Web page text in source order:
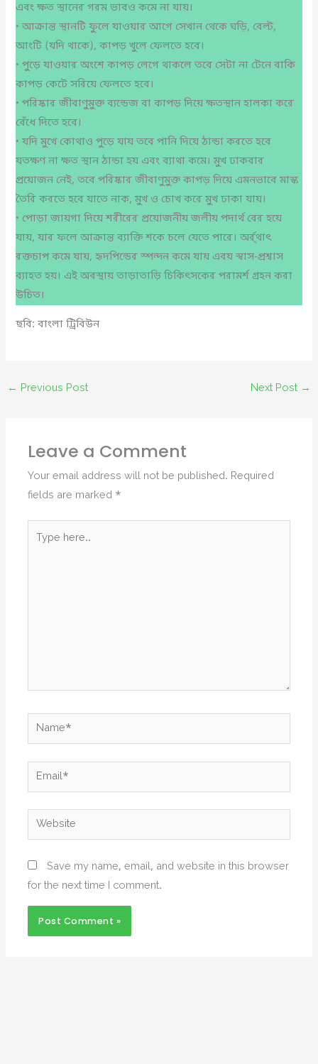
এবং ক্ষত স্থানের গরম ভাবও কমে না যায়।
• আক্রান্ত স্থানটি ফুলে যাওয়ার আগে সেখান থেকে ঘড়ি, বেল্ট,
আংটি (যদি থাকে), কাপড় খুলে ফেলতে হবে।
• পুড়ে যাওয়ার অংশে কাপড় লেগে থাকলে তবে সেটা না টেনে বাকি
কাপড় কেটে সরিয়ে ফেলতে হবে।
• পরিষ্কার জীবাণুমুক্ত ব্যন্ডেজ বা কাপড় দিয়ে ক্ষতস্থান হালকা করে
বেঁধে দিতে হবে।
• যদি মুখে কোথাও পুড়ে যায় তবে পানি দিয়ে ঠান্ডা করতে হবে
যতক্ষণ না ক্ষত স্থান ঠান্ডা হয় এবং ব্যাথা কমে। মুখ ঢাকবার
প্রয়োজন নেই, তবে পরিষ্কার জীবাণুমুক্ত কাপড় দিয়ে এমনভাবে মাস্ক
তৈরি করতে হবে যাতে নাক, মুখ ও চোখ করে মুখ ঢাকা যায়।
• পোড়া জায়গা দিয়ে শরীরের প্রয়োজনীয় জলীয় পদার্থ বের হয়ে
যায়, যার ফলে আক্রান্ত ব্যাক্তি শকে চলে যেতে পারে। অর্র্থাৎ
রক্তচাপ কমে যায়, হৃদপিন্ডের স্পন্দন কমে যায় এবয় স্বাস-প্রশ্বাস
ব্যাহত হয়। এই অবস্থায় তাড়াতাড়ি চিকিৎসকের পরামর্শ গ্রহন করা
উচিত।
ছবি: বাংলা ট্রিবিউন
← Previous Post Next Post →
Leave a Comment
Your email address will not be published. Required
fields are marked *
Name*
Email*
Website
Save my name, email, and website in this browser
for the next time I comment.